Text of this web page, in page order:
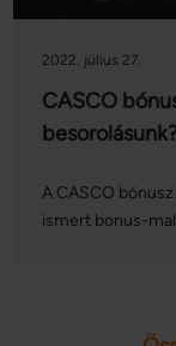
2022. július 27.
CASCO
A CASCO
ismert bonus-
tisztában